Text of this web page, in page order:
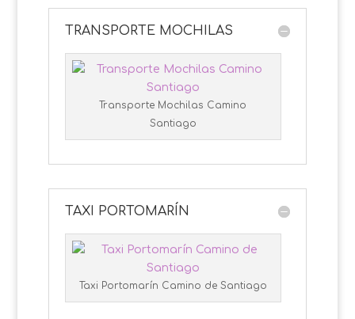
TRANSPORTE MOCHILAS
Transporte Mochilas Camino
Santiago
TAXI PORTOMARÍN
Taxi Portomarín Camino de Santiago